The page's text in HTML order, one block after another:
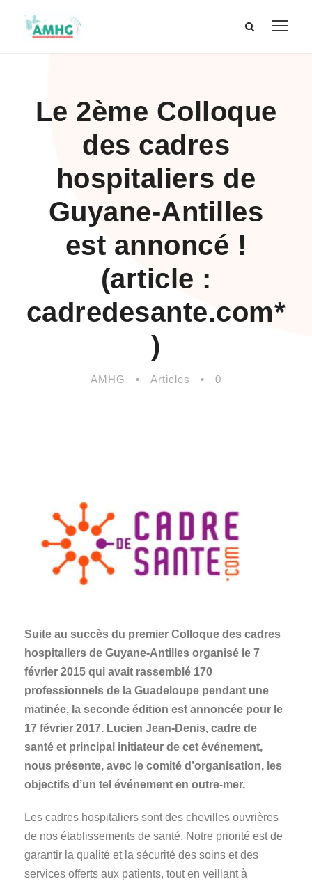
Le 2ème Colloque
des cadres
hospitaliers de
Guyane-Antilles
est annoncé !
(article :
cadredesante.com*
)
AMHG • Articles • 0
Suite au succès du premier Colloque des cadres
hospitaliers de Guyane-Antilles organisé le 7
février 2015 qui avait rassemblé 170
professionnels de la Guadeloupe pendant une
matinée, la seconde édition est annoncée pour le
17 février 2017. Lucien Jean-Denis, cadre de
santé et principal initiateur de cet événement,
nous présente, avec le comité d’organisation, les
objectifs d’un tel événement en outre-mer.
Les cadres hospitaliers sont des chevilles ouvrières
de nos établissements de santé. Notre priorité est de
garantir la qualité et la sécurité des soins et des
services offerts aux patients, tout en veillant à